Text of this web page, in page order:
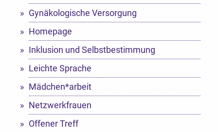
Gynäkologische Versorgung
Homepage
Inklusion und Selbstbestimmung
Leichte Sprache
Mädchen*arbeit
Netzwerkfrauen
Offener Treff